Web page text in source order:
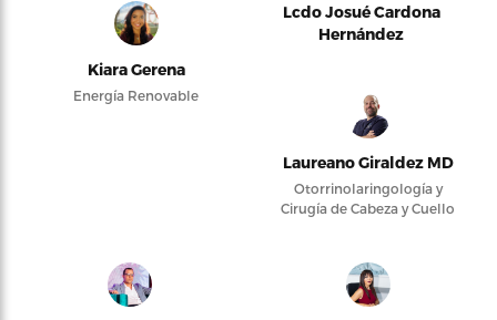
Kiara Gerena
Energía Renovable
Lcdo Josué Cardona
Hernández
Laureano Giraldez MD
Otorrinolaringología y
Cirugía de Cabeza y Cuello